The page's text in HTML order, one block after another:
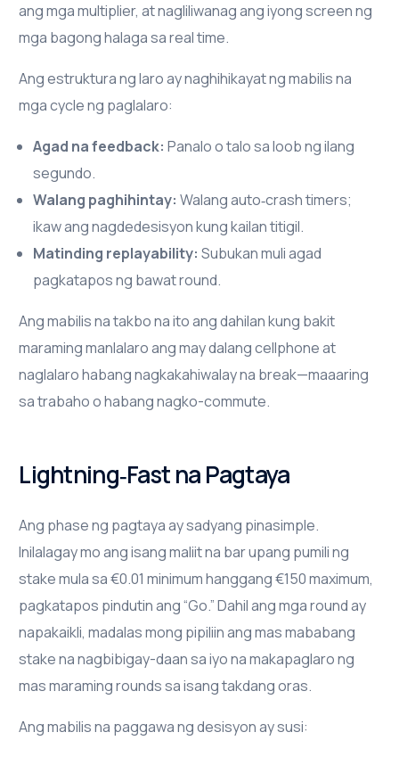
ang mga multiplier, at nagliliwanag ang iyong screen ng
mga bagong halaga sa real time.
Ang estruktura ng laro ay naghihikayat ng mabilis na
mga cycle ng paglalaro:
Agad na feedback: Panalo o talo sa loob ng ilang
segundo.
Walang paghihintay: Walang auto‑crash timers;
ikaw ang nagdedesisyon kung kailan titigil.
Matinding replayability: Subukan muli agad
pagkatapos ng bawat round.
Ang mabilis na takbo na ito ang dahilan kung bakit
maraming manlalaro ang may dalang cellphone at
naglalaro habang nagkakahiwalay na break—maaaring
sa trabaho o habang nagko-commute.
Lightning‑Fast na Pagtaya
Ang phase ng pagtaya ay sadyang pinasimple.
Inilalagay mo ang isang maliit na bar upang pumili ng
stake mula sa €0.01 minimum hanggang €150 maximum,
pagkatapos pindutin ang “Go.” Dahil ang mga round ay
napakaikli, madalas mong pipiliin ang mas mababang
stake na nagbibigay-daan sa iyo na makapaglaro ng
mas maraming rounds sa isang takdang oras.
Ang mabilis na paggawa ng desisyon ay susi: